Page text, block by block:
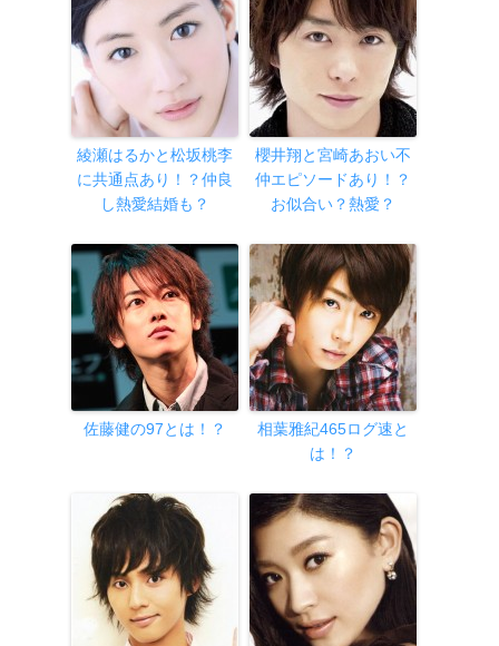
綾瀬はるかと松坂桃李
に共通点あり！？仲良
し熱愛結婚も？
櫻井翔と宮崎あおい不
仲エピソードあり！？
お似合い？熱愛？
佐藤健の97とは！？
相葉雅紀465ログ速と
は！？